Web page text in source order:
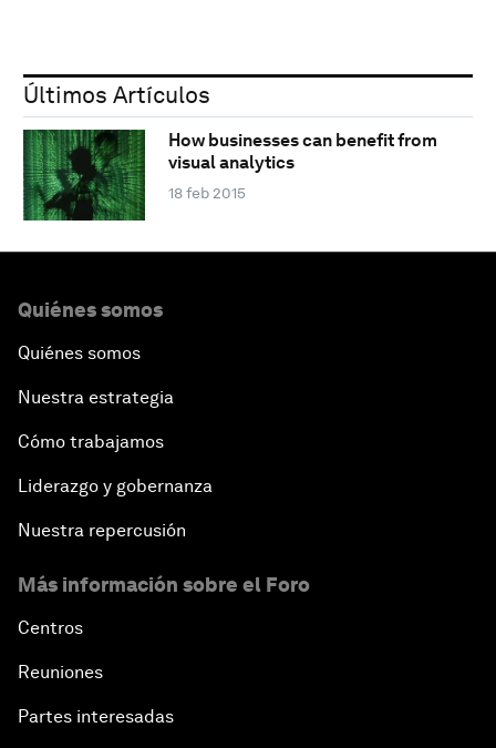
Últimos Artículos
How businesses can benefit from
visual analytics
18 feb 2015
Quiénes somos
Quiénes somos
Nuestra estrategia
Cómo trabajamos
Liderazgo y gobernanza
Nuestra repercusión
Más información sobre el Foro
Centros
Reuniones
Partes interesadas